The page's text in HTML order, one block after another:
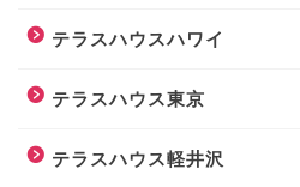
テラスハウスハワイ
テラスハウス東京
テラスハウス軽井沢